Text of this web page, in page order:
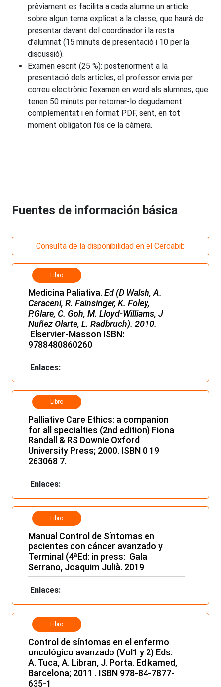
prèviament es facilita a cada alumne un article
sobre algun tema explicat a la classe, que haurà de
presentar davant del coordinador i la resta
d’alumnat (15 minuts de presentació i 10 per la
discussió).
Examen escrit (25 %): posteriorment a la
presentació dels articles, el professor envia per
correu electrònic l’examen en word als alumnes, que
tenen 50 minuts per retornar-lo degudament
complementat i en format PDF, sent, en tot
moment obligatori l’ús de la càmera.
Fuentes de información básica
Consulta de la disponibilidad en el Cercabib
Libro
Medicina Paliativa. Ed (D Walsh, A.
Caraceni, R. Fainsinger, K. Foley,
P.Glare, C. Goh, M. Lloyd-Williams, J
Nuñez Olarte, L. Radbruch). 2010.
Elservier-Masson ISBN:
9788480860260
Enlaces:
Libro
Palliative Care Ethics: a companion
for all specialties (2nd edition) Fiona
Randall & RS Downie Oxford
University Press; 2000. ISBN 0 19
263068 7.
Enlaces:
Libro
Manual Control de Síntomas en
pacientes con cáncer avanzado y
Terminal (4ªEd: in press: Gala
Serrano, Joaquim Julià. 2019
Enlaces:
Libro
Control de síntomas en el enfermo
oncológico avanzado (Vol1 y 2) Eds:
A. Tuca, A. Libran, J. Porta. Edikamed,
Barcelona; 2011 . ISBN 978-84-7877-
635-1